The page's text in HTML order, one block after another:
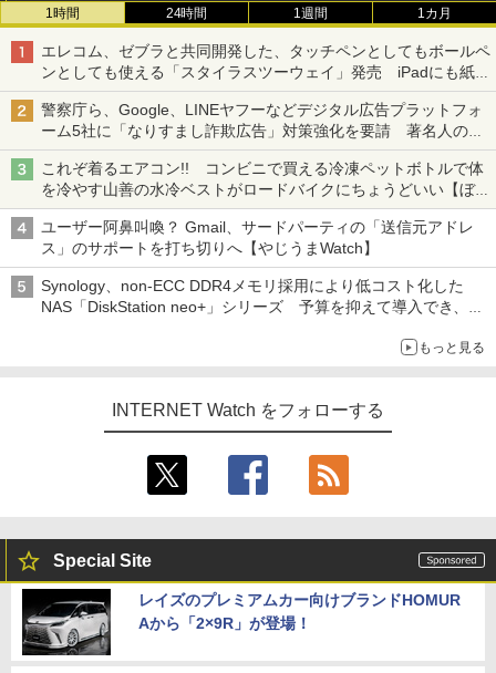
1時間 24時間 1週間 1カ月
エレコム、ゼブラと共同開発した、タッチペンとしてもボールペ
ンとしても使える「スタイラスツーウェイ」発売 iPadにも紙に
も、持ち替えずに書き込める
警察庁ら、Google、LINEヤフーなどデジタル広告プラットフォ
ーム5社に「なりすまし詐欺広告」対策強化を要請 著名人の写
真や映像を使った投資詐欺などへの対策として
これぞ着るエアコン!! コンビニで買える冷凍ペットボトルで体
を冷やす山善の水冷ベストがロードバイクにちょうどいい【ぼっ
ち・ざ・ろーど！その14】【空いた時間でなにしてる？】
ユーザー阿鼻叫喚？ Gmail、サードパーティの「送信元アドレ
ス」のサポートを打ち切りへ【やじうまWatch】
Synology、non-ECC DDR4メモリ採用により低コスト化した
NAS「DiskStation neo+」シリーズ 予算を抑えて導入でき、
もっと見る
INTERNET Watch をフォローする
Special Site
レイズのプレミアムカー向けブランドHOMUR
Aから「2×9R」が登場！